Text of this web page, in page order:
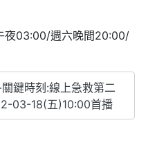
夜03:00/週六晚間20:00/
鍵時刻:線上急救第二
03-18(五)10:00首播